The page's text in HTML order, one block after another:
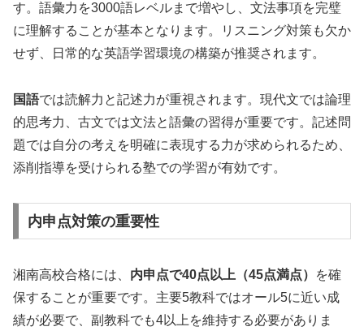
す。語彙力を3000語レベルまで増やし、文法事項を完璧
に理解することが基本となります。リスニング対策も欠か
せず、日常的な英語学習環境の構築が推奨されます。
国語では読解力と記述力が重視されます。現代文では論理
的思考力、古文では文法と語彙の習得が重要です。記述問
題では自分の考えを明確に表現する力が求められるため、
添削指導を受けられる塾での学習が有効です。
内申点対策の重要性
湘南高校合格には、 内申点で40点以上（45点満点）
を確
保することが重要です。主要5教科ではオール5に近い成
績が必要で、副教科でも4以上を維持する必要がありま